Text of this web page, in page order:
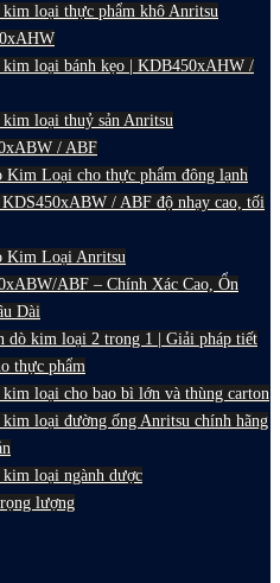
kim loại thực phẩm khô Anritsu
kim loại bánh kẹo | KDB450xAHW /
loại thuỷ sản Anritsu
/ ABF
Kim Loại cho thực phẩm đông lạnh
/ ABF độ nhạy cao, tối
Kim Loại Anritsu
ABF – Chính Xác Cao, Ổn
Dài
dò kim loại 2 trong 1 | Giải pháp tiết
thực phẩm
loại cho bao bì lớn và thùng carton
loại đường ống Anritsu chính hãng
loại ngành dược
lượng